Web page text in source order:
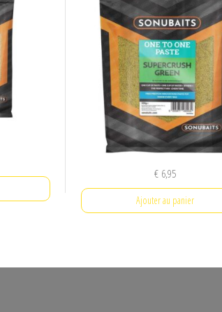
€ 6,95
Ajouter au panier